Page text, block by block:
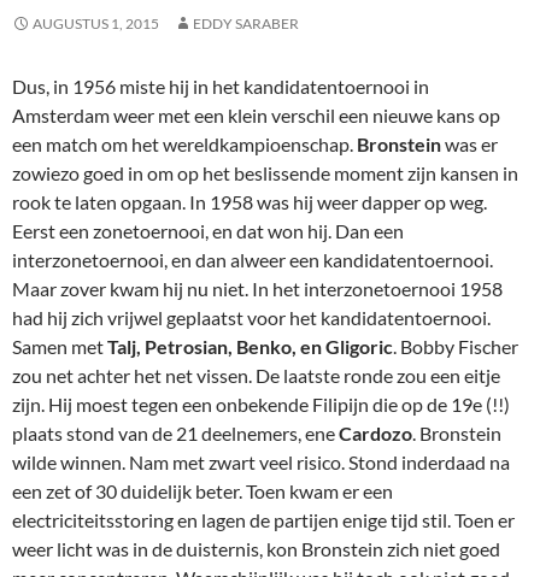
Samen metTalj, Petrosian, Benko, en Gligoric
plaats stond van de 21 deelnemers, ene
wilde winnen. Nam met zwart veel risico. Stond inderdaad na
een zet of 30 duidelijk beter. Toen kwam er een
electriciteitsstoring en lagen de partijen enige tijd stil. Toen er
weer licht was in de duisternis, kon Bronstein zich niet goed
meer concentreren. Waarschijnlijk was hij toch ook niet goed
tegen al die spanning opgewassen. Hij verknoeide zijn
voordeel, nam opnieuw veel risico. En verloor! Nu eindigde
Bobby Fischer
een plaats boven hem en had die – hij was 15
jaar oud toen!!! – zich geplaatst voor het
kandidatentoernooivan 1959. (Dat zou door Tal gewonnen
worden. Die het jaar daarop Botwinnik versloeg en
wereldkampioen werd. Maar slechts kort. Botwinnik nam heel
Als gezegd, Bronstein zou nooit meer kandidaat-
wereldkampioen worden. Maar won nog wel ontelbare